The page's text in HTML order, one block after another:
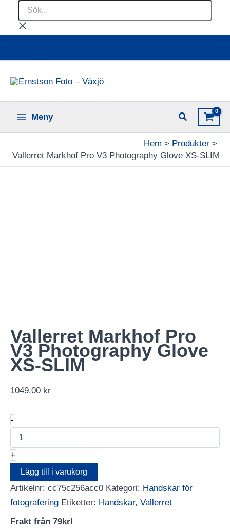
innehåll
Sök...
Meny
Hem
Produkter
Vallerret Markhof Pro V3 Photography Glove XS-SLIM
Vallerret Markhof Pro
V3 Photography Glove
XS-SLIM
1049,00 kr
-Vallerret
Markhof
Pro
V3
Photography
Glove
XS-
SLIM
mängd
+
Lägg till i varukorg
Artikelnr: cc75c256acc0 Kategori: Handskar för
fotografering Etiketter: Handskar, Vallerret
Frakt från 79kr!